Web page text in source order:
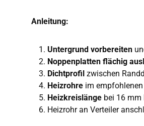
Anleitung:
Untergrund vorbereiten
Noppenplatten flächig
Dichtprofil zwischen
Heizrohre im
Heizkreislänge bei 16 mm
Heizrohr an Verteiler